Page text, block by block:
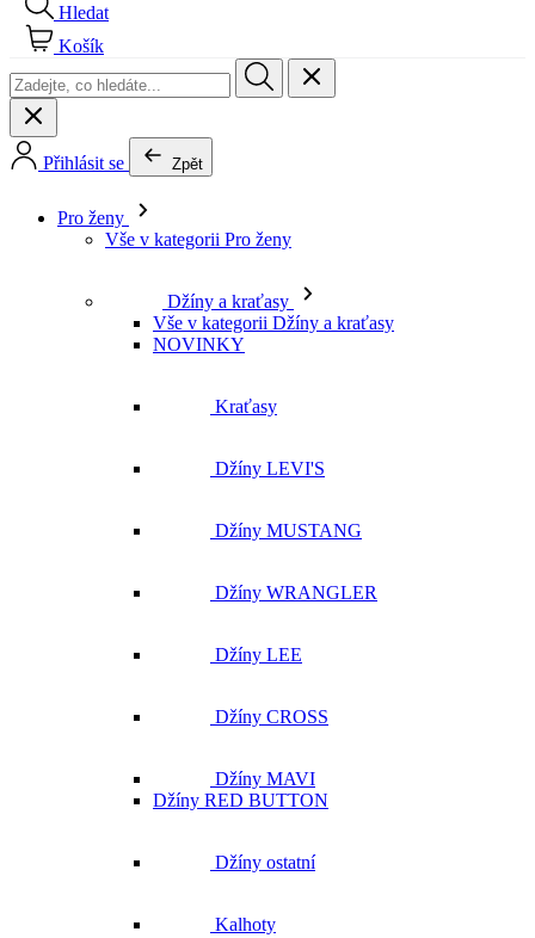
Hledat
Košík
Přihlásit se Zpět
Pro ženy
Vše v kategorii Pro ženy
Džíny a kraťasy
Vše v kategorii Džíny a kraťasy
NOVINKY
Kraťasy
Džíny LEVI'S
Džíny MUSTANG
Džíny WRANGLER
Džíny LEE
Džíny CROSS
Džíny MAVI
Džíny RED BUTTON
Džíny ostatní
Kalhoty